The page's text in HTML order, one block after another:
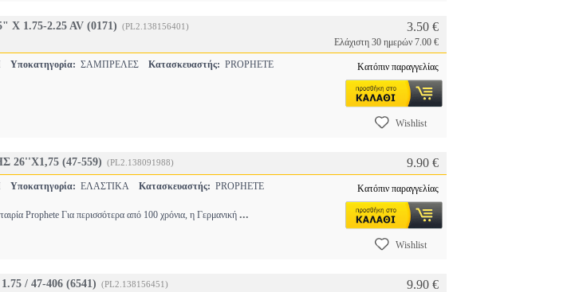
1.75-2.25 AV (0171) (PL2.138156401) 3.50 €
Ελάχιστη 30 ημερών 7.00 €
Υποκατηγορία: ΣΑΜΠΡΕΛΕΣ Κατασκευαστής: PROPHETE Κατόπιν παραγγελίας
Wishlist
(47-559) (PL2.138091988) 9.90 €
Υποκατηγορία: ΕΛΑΣΤΙΚΑ Κατασκευαστής: PROPHETE
Prophete Για περισσότερα από 100 χρόνια, η Γερμανική ...
Κατόπιν παραγγελίας
Wishlist
/ 47-406 (6541) (PL2.138156451) 9.90 €